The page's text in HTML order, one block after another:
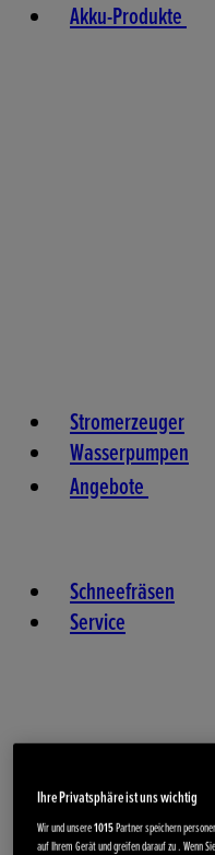
Akku-Produkte
Stromerzeuger
Wasserpumpen
Angebote
Schneefräsen
Service
Ihre Privatsphäre ist uns wichtig
Wir und unsere1015Partner speichern
auf Ihrem Gerät und greifen darauf zu . Wenn